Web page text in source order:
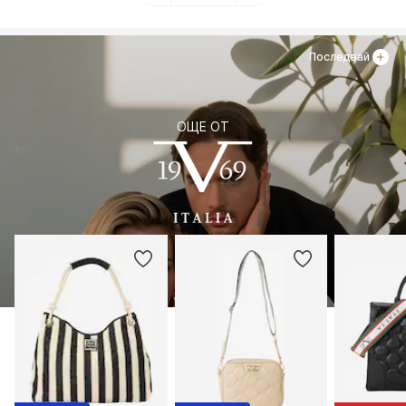
ОЩЕ ОТ
Последвай